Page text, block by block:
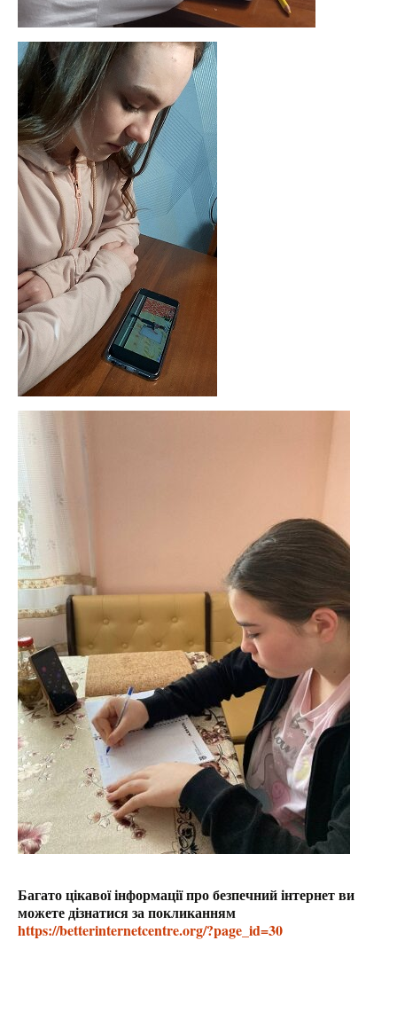
Багато цікавої інформації про безпечний інтернет ви
можете дізнатися за покликанням
https://betterinternetcentre.org/?page_id=30